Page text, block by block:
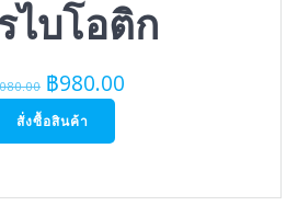
ไบโอติก
Original
price
was:
฿980.00
สั่งซื้อสินค้า